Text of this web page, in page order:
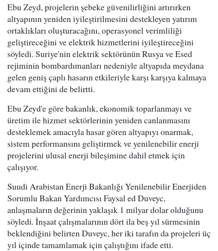
Ebu Zeyd, projelerin şebeke güvenilirliğini artırırken
altyapının yeniden iyileştirilmesini destekleyen yatırım
ortaklıkları oluşturacağını, operasyonel verimliliği
geliştireceğini ve elektrik hizmetlerini iyileştireceğini
söyledi. Suriye'nin elektrik sektörünün Rusya ve Esed
rejiminin bombardımanları nedeniyle altyapıda meydana
gelen geniş çaplı hasarın etkileriyle karşı karşıya kalmaya
devam ettiğini de belirtti.
Ebu Zeyd'e göre bakanlık, ekonomik toparlanmayı ve
üretim ile hizmet sektörlerinin yeniden canlanmasını
desteklemek amacıyla hasar gören altyapıyı onarmak,
sistem performansını geliştirmek ve yenilenebilir enerji
projelerini ulusal enerji bileşimine dahil etmek için
çalışıyor.
Suudi Arabistan Enerji Bakanlığı Yenilenebilir Enerjiden
Sorumlu Bakan Yardımcısı Faysal ed Duveyc,
anlaşmaların değerinin yaklaşık 1 milyar dolar olduğunu
söyledi. İnşaat çalışmalarının dört ila beş yıl sürmesinin
beklendiğini belirten Duveyc, her iki tarafın da projeleri üç
yıl içinde tamamlamak için çalıştığını ifade etti.